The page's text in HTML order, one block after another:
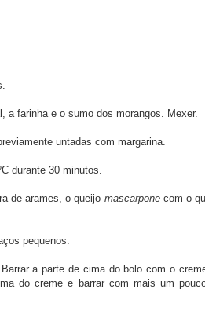
a farinha e o sumo dos morangos. Mexer.
untadas com margarina.
durante 30 minutos.
de arames, o queijo mascarponecom o
pequenos.
a parte de cima do bolo com o
do creme e barrar com mais um